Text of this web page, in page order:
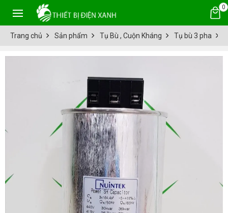
0
Trang chủ Sản phẩm Tụ Bù , Cuộn Kháng Tụ bù 3 pha